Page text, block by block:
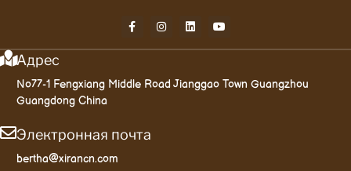
Адрес
No77-1 Fengxiang Middle Road Jianggao Town Guangzhou
Guangdong China
Электронная почта
bertha@xirancn.com